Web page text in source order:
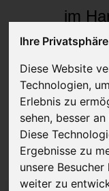
Ihre
Diese Website
Technologien,
Erlebnis zu
sehen, besser
Diese
Ergebnisse zu
unsere
weiter zu
im
Online Auto
Auf